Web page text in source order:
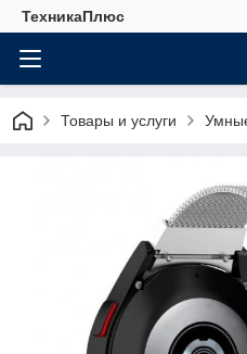
ТехникаПлюс
Товары и услуги